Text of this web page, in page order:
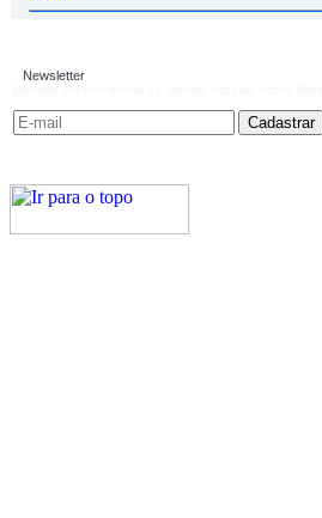
Newsletter